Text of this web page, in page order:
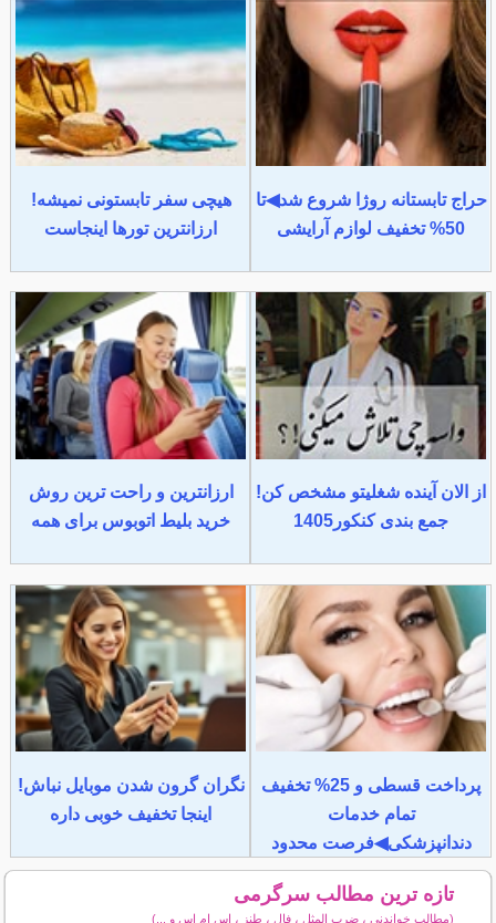
حراج تابستانه روژا شروع شد◀تا
50% تخفیف لوازم آرایشی
هیچی سفر تابستونی نمیشه!
ارزانترین تورها اینجاست
از الان آینده شغلیتو مشخص کن!
جمع بندی کنکور1405
ارزانترین و راحت ترین روش
خرید بلیط اتوبوس برای همه
پرداخت قسطی و 25% تخفیف
تمام خدمات
دندانپزشکی◀فرصت محدود
نگران گرون شدن موبایل نباش!
اینجا تخفیف خوبی داره
تازه ترین مطالب سرگرمی
(مطالب خواندنی ، ضرب المثل ، فال ، طنز ، اس ام اس و ...)